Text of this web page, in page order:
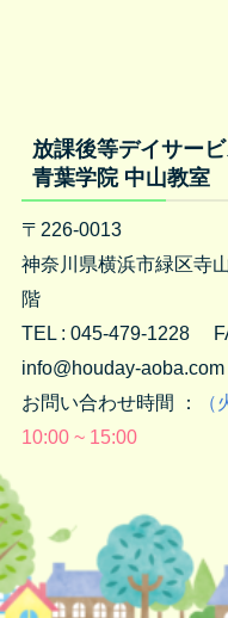
放課後等デイサー
青葉学院 中山教室
〒226-0013
神奈川県横浜市緑区寺
階
TEL : 045-479-1228
info@houday-aoba.com
お問い合わせ時間 ：
10:00 ~ 15:00